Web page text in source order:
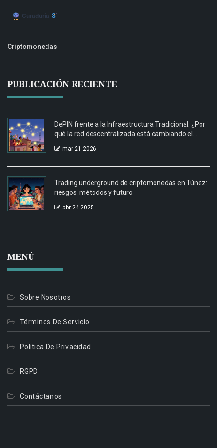
Criptomonedas
PUBLICACIÓN RECIENTE
DePIN frente a la Infraestructura Tradicional: ¿Por
qué la red descentralizada está cambiando el
mar 21 2026
Trading underground de criptomonedas en Túnez:
riesgos, métodos y futuro
abr 24 2025
MENÚ
Sobre Nosotros
Términos De Servicio
Política De Privacidad
RGPD
Contáctanos